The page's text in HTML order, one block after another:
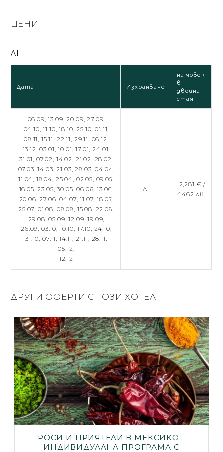
ЦЕНИ
AI
Дата Изхранване
на човек
в
двойна
стая
06.09,13.09,20.09,27.09,
04.10,11.10,18.10,25.10,01.11,
08.11, 15.11, 22.11, 29.11, 06.12,
13.12,03.01,10.01,17.01,24.01,
31.01, 07.02, 14.02, 21.02, 28.02,
07.03,14.03,21.03,28.03,04.04,
11.04, 18.04, 25.04, 02.05, 09.05,
16.05,23.05,30.05,06.06,13.06,
20.06,27.06,04.07,11.07,18.07,
25.07, 01.08, 08.08, 15.08, 22.08,
29.08,05.09,12.09,19.09,
26.09, 03.10, 10.10, 17.10, 24.10,
31.10, 07.11, 14.11, 21.11, 28.11,
05.12,
12.12
AI
2,281 € /
4462 лв.
ДРУГИ ОФЕРТИ С ТОЗИ ХОТЕЛ
РОСИ И ПРИЯТЕЛИ В МЕКСИКО -
ИНДИВИДУАЛНА ПРОГРАМА С